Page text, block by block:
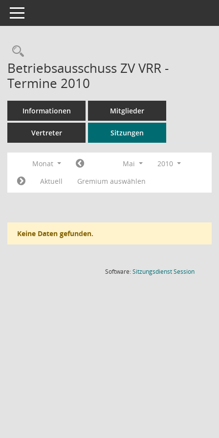
Toggle navigation
Rechercheauswahl
Betriebsausschuss ZV VRR -
Termine 2010
Informationen Mitglieder
Vertreter Sitzungen
Monat Mai
2010
Aktuell
Gremium auswählen
Keine Daten gefunden.
Software:SitzungsdienstSession(Wird in